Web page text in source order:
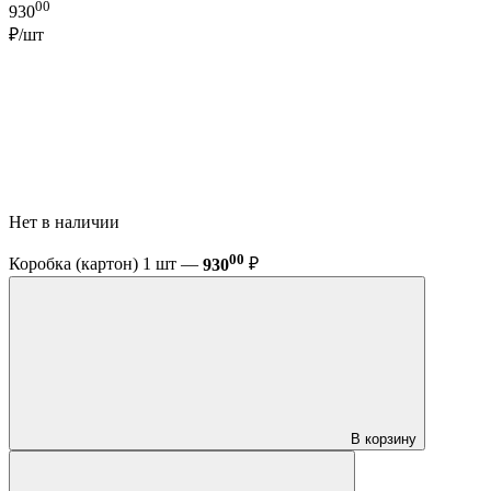
93000
₽/шт
Нет в наличии
Коробка (картон) 1 шт — 93000 ₽
В корзину